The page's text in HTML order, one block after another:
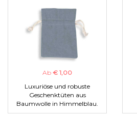
Ab € 1,00
Luxuriöse und robuste
Geschenktüten aus
Baumwolle in Himmelblau.